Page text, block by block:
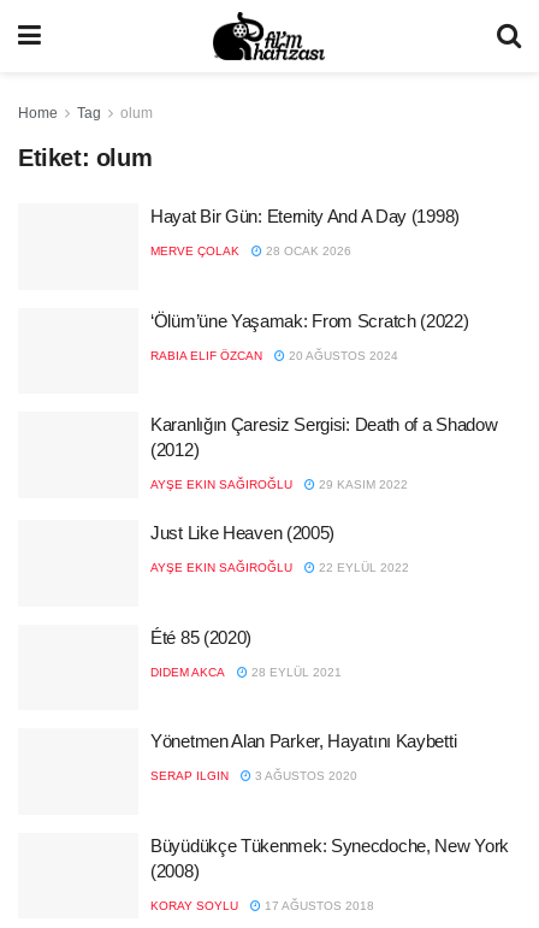
Home Tag olum
Etiket: olum
Hayat Bir Gün: Eternity And A Day (1998)
MERVE ÇOLAK 28 OCAK 2026
‘Ölüm’üne Yaşamak: From Scratch (2022)
RABIA ELIF ÖZCAN 20 AĞUSTOS 2024
Karanlığın Çaresiz Sergisi: Death of a Shadow
(2012)
AYŞE EKIN SAĞIROĞLU 29 KASIM 2022
Just Like Heaven (2005)
AYŞE EKIN SAĞIROĞLU 22 EYLÜL 2022
Été 85 (2020)
DIDEM AKCA 28 EYLÜL 2021
Yönetmen Alan Parker, Hayatını Kaybetti
SERAP ILGIN 3 AĞUSTOS 2020
Büyüdükçe Tükenmek: Synecdoche, New York
(2008)
KORAY SOYLU 17 AĞUSTOS 2018